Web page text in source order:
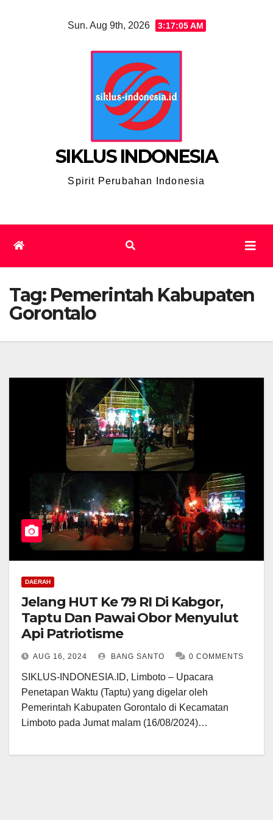
Sun. Aug 9th, 2026 3:17:05 AM
SIKLUS INDONESIA
Spirit Perubahan Indonesia
Tag: Pemerintah Kabupaten
Gorontalo
DAERAH
Jelang HUT Ke 79 RI Di Kabgor,
Taptu Dan Pawai Obor Menyulut
Api Patriotisme
AUG 16, 2024 BANG SANTO 0 COMMENTS
SIKLUS-INDONESIA.ID, Limboto – Upacara
Penetapan Waktu (Taptu) yang digelar oleh
Pemerintah Kabupaten Gorontalo di Kecamatan
Limboto pada Jumat malam (16/08/2024)…